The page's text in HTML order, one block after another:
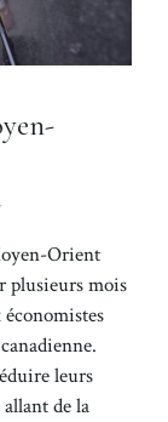
Orient
plusieurs mois
leurs
de la